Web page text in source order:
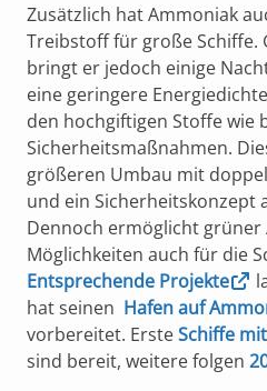
Zusätzlich hat Ammoniak
Treibstoff für große Schiffe.
bringt er jedoch einige
eine geringere
den hochgiftigen Stoffe wie
Sicherheitsmaßnahmen.
größeren Umbau mit
und ein Sicherheitskonzept
Dennoch ermöglicht grüner
Möglichkeiten auch für die
Entsprechende Projekte
hat seinen Hafen auf
vorbereitet. ErsteSchiffe
sind bereit, weitere folgen